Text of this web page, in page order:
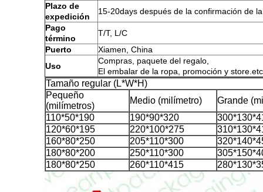
Plazo de
expedición
15-20days después de la confirmación de
Pago
término
T/T, L/C
Puerto
Xiamen, China
Uso
Compras, paquete del regalo,
El embalar de la ropa, promoción y
Tamaño regular (L*W*H)
Pequeño
(milímetros)
Medio (milímetro)
Grande
110*50*190
190*90*320
120*60*195
220*100*275
160*80*250
205*110*300
180*80*200
250*110*300
180*80*250
260*110*415